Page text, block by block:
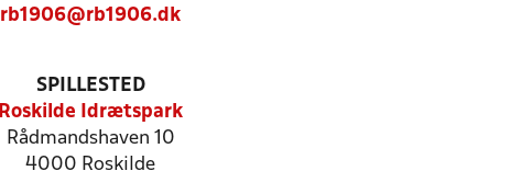
rb1906@rb1906.dk
SPILLESTED
Roskilde Idrætspark
Rådmandshaven 10
4000 Roskilde